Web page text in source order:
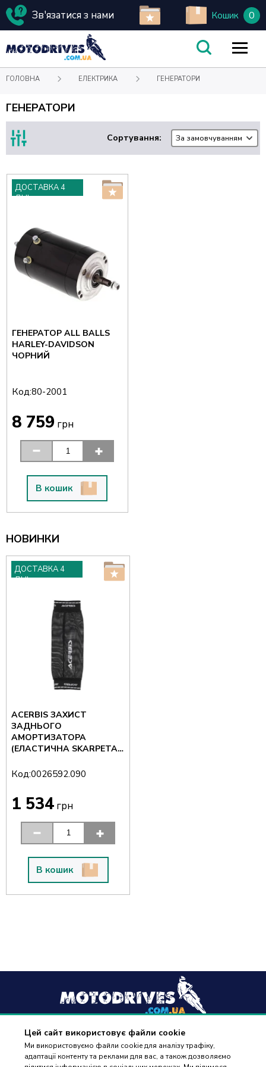
Зв'язатися з нами Кошик 0
Цей сайт використовує файли cookie
Ми використовуємо файли cookie для аналізу трафіку,
адаптації контенту та реклами для вас, а також дозволяємо
ГОЛОВНА ЕЛЕКТРИКА ГЕНЕРАТОРИ
ГЕНЕРАТОРИ
Сортування: За замовчуванням
ДОСТАВКА 4
ДНІ
ГЕНЕРАТОР ALL BALLS
HARLEY-DAVIDSON
ЧОРНИЙ
Код:80-2001
8 759грн
В кошик
НОВИНКИ
ДОСТАВКА 4
ДНІ
ACERBIS ЗАХИСТ
ЗАДНЬОГО
АМОРТИЗАТОРА
(ЕЛАСТИЧНА SKARPETA)
Код:0026592.090
1 534 грн
В кошик
+38(096) 488 77 88